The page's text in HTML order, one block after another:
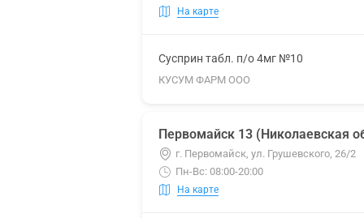
На карте
Сусприн табл. п/о 4мг №10
КУСУМ ФАРМ ООО
Первомайск 13 (Николаевская
г. Первомайск, ул. Грушевского, 26/2
Пн-Вс: 08:00-20:00
На карте